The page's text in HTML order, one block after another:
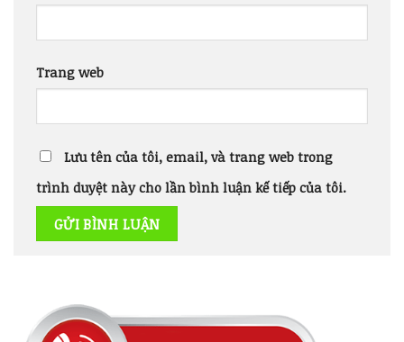
Trang web
Lưu tên của tôi, email, và trang web trong
trình duyệt này cho lần bình luận kế tiếp của tôi.